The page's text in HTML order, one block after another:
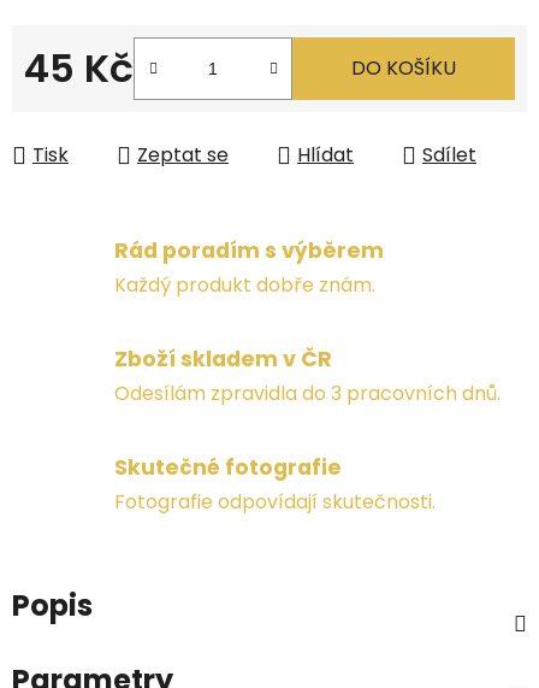
45 Kč
Měrná cena:
DO KOŠÍKU
Tisk Zeptat se Hlídat Sdílet
Rád poradím s výběrem
Každý produkt dobře znám.
Zboží skladem v ČR
Odesílám zpravidla do 3 pracovních dnů.
Skutečné fotografie
Fotografie odpovídají skutečnosti.
Popis